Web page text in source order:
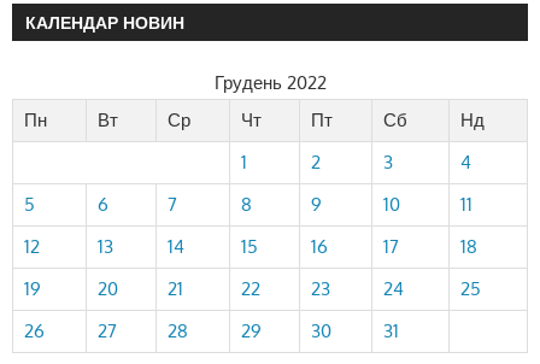
КАЛЕНДАР НОВИН
Грудень 2022
Пн
Вт Ср Чт Пт Сб
Нд
1
2 3
4
5
6 7 8 9 10
11
12
13 14 15 16 17
18
19
20 21 22 23 24
25
26
27 28 29 30 31